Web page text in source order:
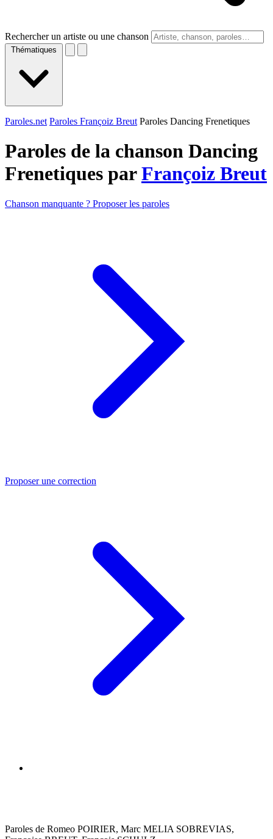
Rechercher un artiste ou une chanson
Thématiques
Paroles.net Paroles Françoiz Breut Paroles Dancing Frenetiques
Paroles de la chanson Dancing
Frenetiques parFrançoiz Breut
Chanson manquante ? Proposer les paroles
Proposer une correction
Paroles de Romeo POIRIER, Marc MELIA SOBREVIAS,